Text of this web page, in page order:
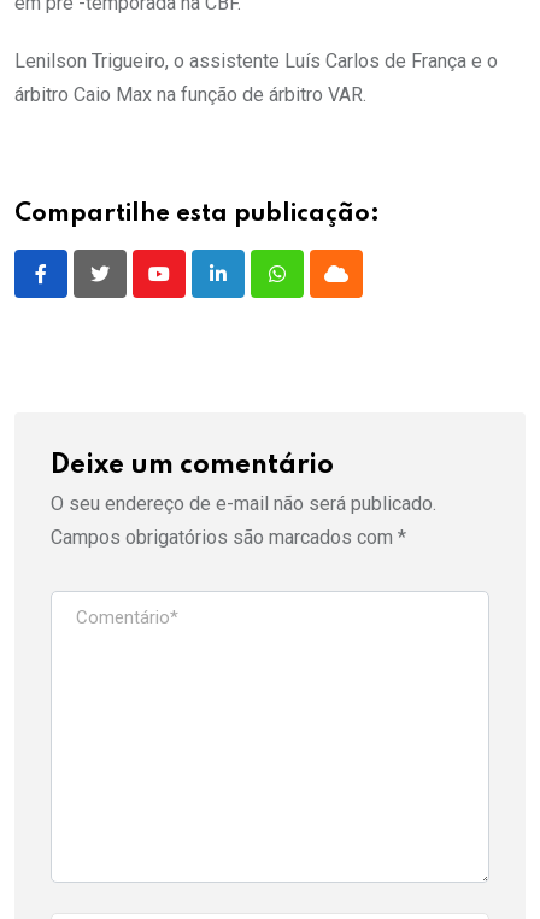
Lenilson Trigueiro, o assistente Luís Carlos de França e o
árbitro Caio Max na função de árbitro VAR.
Compartilhe esta publicação:
YoutubeLinkedInWhatsappCloud
Deixe um comentário
O seu endereço de e-mail não será publicado.
Campos obrigatórios são marcados com *